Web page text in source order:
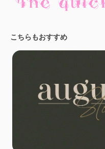
こちらもおすすめ